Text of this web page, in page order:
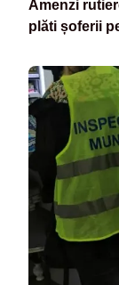
Amenzi
plăti șoferii